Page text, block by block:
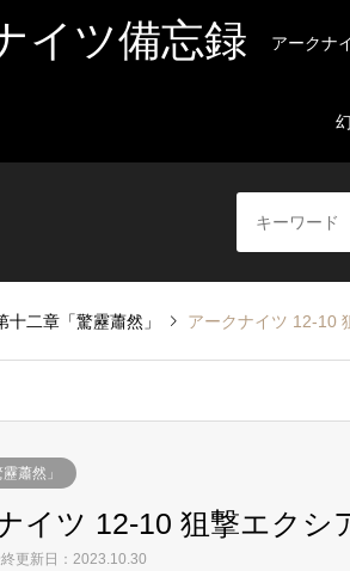
イツ備忘録 アークナ
十二章「驚靂蕭然」 アークナイツ 12-10
蕭然」
イツ 12-10 狙撃エクシ
更新日：2023.10.30